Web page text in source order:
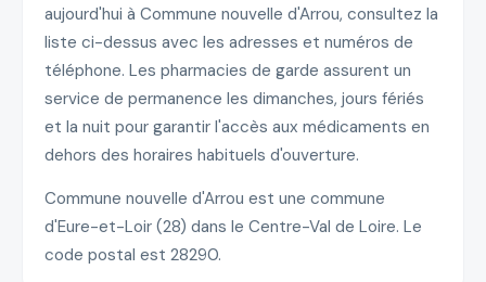
aujourd'hui à Commune nouvelle d'Arrou, consultez la
liste ci-dessus avec les adresses et numéros de
téléphone. Les pharmacies de garde assurent un
service de permanence les dimanches, jours fériés
et la nuit pour garantir l'accès aux médicaments en
dehors des horaires habituels d'ouverture.
Commune nouvelle d'Arrou est une commune
d'Eure-et-Loir (28) dans le Centre-Val de Loire. Le
code postal est 28290.